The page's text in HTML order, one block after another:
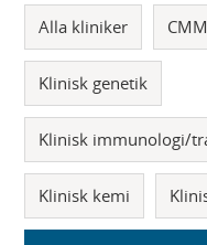
Alla kliniker
Klinisk genetik
Klinisk immunologi/
Klinisk kemi